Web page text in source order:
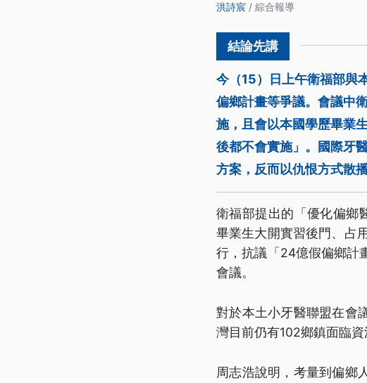
洪詩宸 / 綜合報導
今（15）日上午衛福部與
偏鄉計畫等爭議。會議中
施，且會以本國學歷畢業
後都不會實施」。國際牙
方案，反而以仇恨方式散播
衛福部提出的「優化偏鄉
畢業生大開實習後門、占
行，抗議「24億假偏鄉計
會議。
對於本土小牙醫聯盟在會
灣目前仍有102鄉鎮面臨
周志浩說明，考量到偏鄉